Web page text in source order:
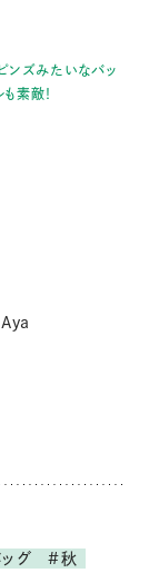
ピンズみたいなバッ
素敵！
グ #秋